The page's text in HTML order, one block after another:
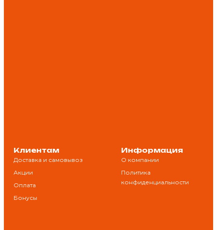
Клиентам
Доставка и самовывоз
Акции
Оплата
Бонусы
Информация
О компании
Политика
конфиденциальности